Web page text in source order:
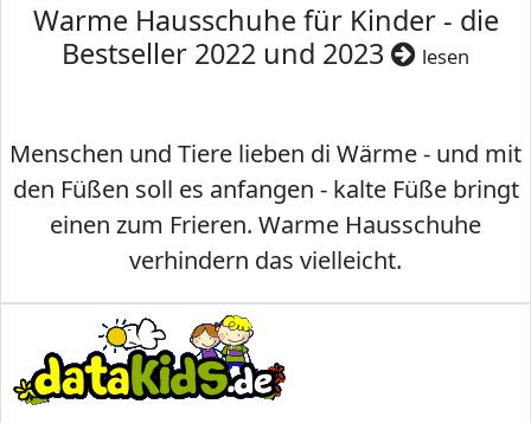
Warme Hausschuhe für Kinder - die
Bestseller 2022 und 2023
lesen
Menschen und Tiere lieben di Wärme - und mit
den Füßen soll es anfangen - kalte Füße bringt
einen zum Frieren. Warme Hausschuhe
verhindern das vielleicht.